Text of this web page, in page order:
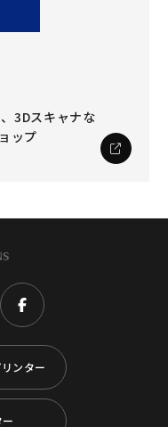
3Dスキャナな
ップ
ンター